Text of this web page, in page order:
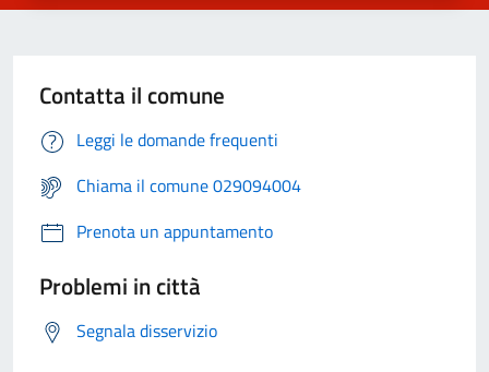
Contatta il comune
Leggi le domande frequenti
Chiama il comune 029094004
Prenota un appuntamento
Problemi in città
Segnala disservizio